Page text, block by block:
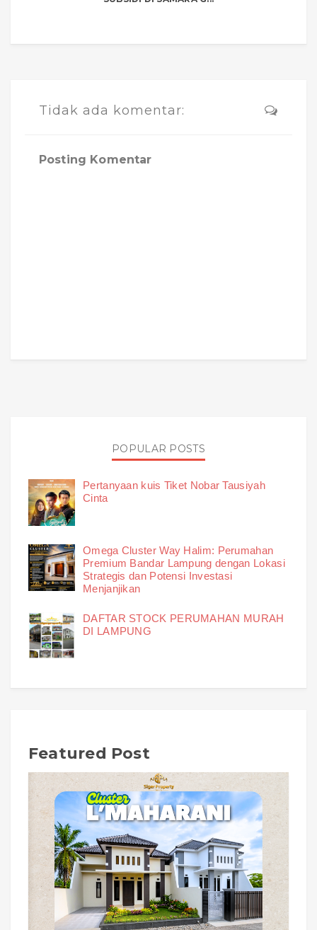
Tidak ada komentar:
Posting Komentar
POPULAR POSTS
Pertanyaan kuis Tiket Nobar Tausiyah
Cinta
Omega Cluster Way Halim: Perumahan
Premium Bandar Lampung dengan Lokasi
Strategis dan Potensi Investasi
Menjanjikan
DAFTAR STOCK PERUMAHAN MURAH
DI LAMPUNG
Featured Post